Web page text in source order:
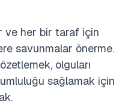
ve her bir taraf için
savunmalar önerme.
olguları
sağlamak için